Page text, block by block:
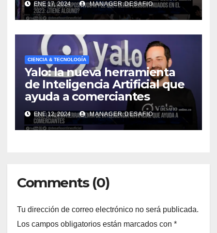
ENE 17, 2024 MANAGER.DESAFIO
CIENCIA & TECNOLOGÍA
Yalo: la nueva herramienta
de Inteligencia Artificial que
ayuda a comerciantes
ENE 12, 2024 MANAGER.DESAFIO
Comments (0)
Tu dirección de correo electrónico no será publicada.
Los campos obligatorios están marcados con *